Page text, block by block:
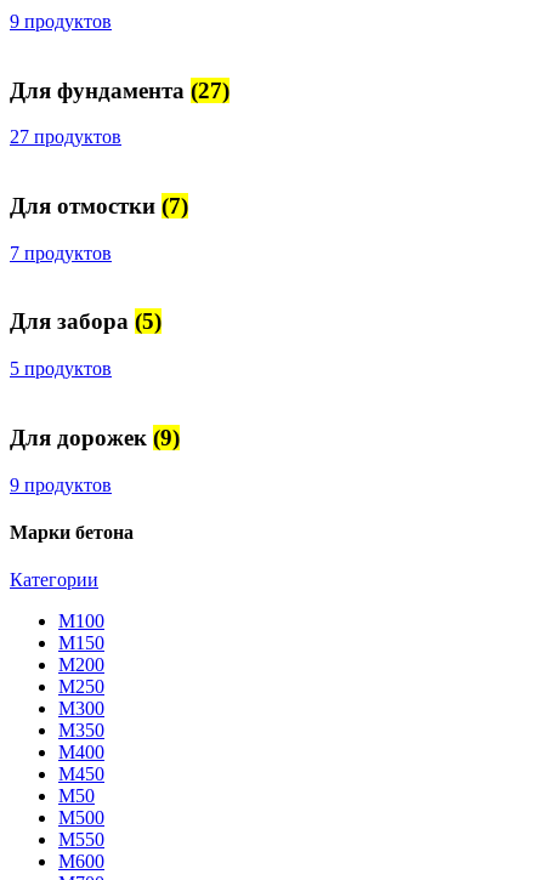
9 продуктов
Для фундамента (27)
27 продуктов
Для отмостки (7)
7 продуктов
Для забора (5)
5 продуктов
Для дорожек (9)
9 продуктов
Марки бетона
Категории
М100
М150
М200
М250
М300
М350
М400
М450
М50
М500
М550
М600